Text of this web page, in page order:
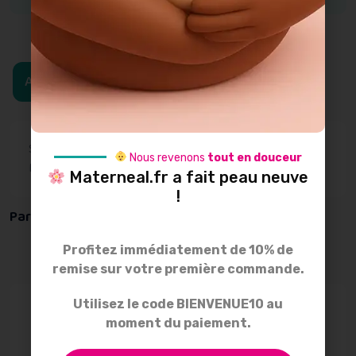
Ajouter au panier
SKU: IVREDAMOUR Catégorie:
Vêtements d'allaitement
Marque: Tajine banane
Partager :
Description
Nous revenons tout en douceur
Materneal.fr a fait peau neuve
!
Profitez immédiatement de 10% de
remise sur votre première commande.
Utilisez le code BIENVENUE10 au
moment du paiement.